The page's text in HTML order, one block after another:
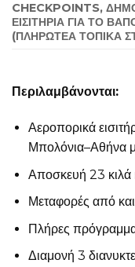
CHECKPOINTS,
ΕΙΣΙΤΗΡΙΑ ΓΙΑ ΤΟ
(ΠΛΗΡΩΤΕΑ ΤΟΠΙΚΑ
Περιλαμβάνονται:
Αεροπορικά
Μπολόνια–Αθήνα
Αποσκευή 23 κιλά
Μεταφορές από
Πλήρες
Διαμονή 3